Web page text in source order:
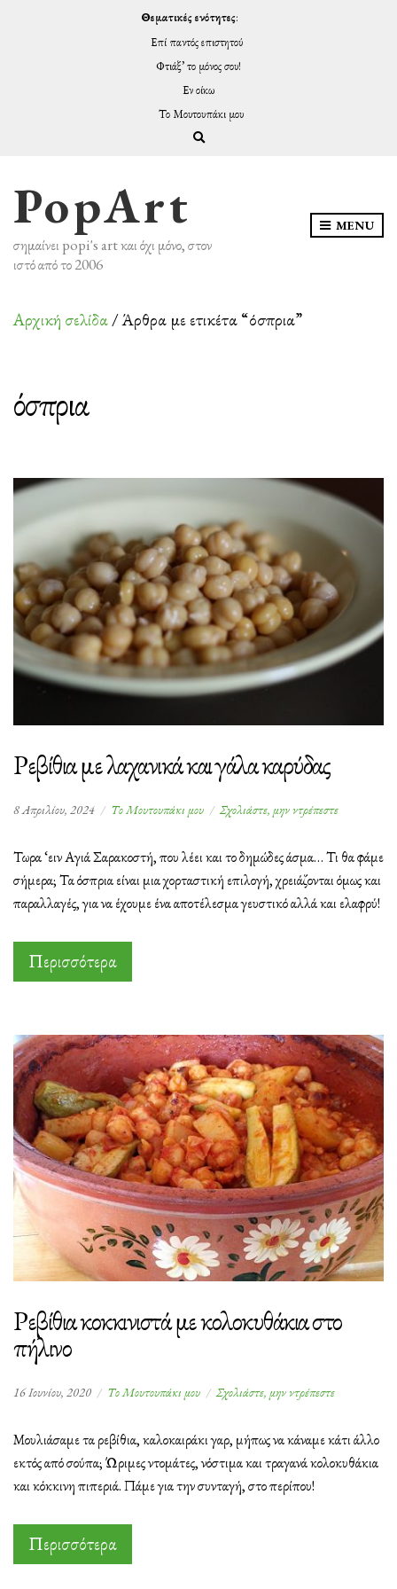
Θεματικές ενότητες:
Επί παντός επιστητού
Φτιάξ’ το μόνος σου!
Εν οίκω
Το Μουτουπάκι μου
Expand search form
PopArt
σημαίνει popi's art και όχι μόνο, στον
ιστό από το 2006
MENU
Αρχική σελίδα/ Άρθρα με ετικέτα “όσπρια”
όσπρια
Ρεβίθια με λαχανικά και γάλα καρύδας
8 Απριλίου, 2024 Το Μουτουπάκι μου Σχολιάστε, μην ντρέπεστεστο
λαχανικά
και
γάλα
Τωρα ‘ειν Αγιά Σαρακοστή, που λέει και το δημώδες άσμα… Τι θα φάμε
σήμερα; Τα όσπρια είναι μια χορταστική επιλογή, χρειάζονται όμως και
παραλλαγές, για να έχουμε ένα αποτέλεσμα γευστικό αλλά και ελαφρύ!
Περισσότερα
Ρεβίθια κοκκινιστά με κολοκυθάκια στο
πήλινο
16 Ιουνίου, 2020 Το Μουτουπάκι μου Σχολιάστε, μην ντρέπεστεστο
με
κολοκυθάκια
Μουλιάσαμε τα ρεβίθια, καλοκαιράκι γαρ, μήπως να κάναμε κάτι άλλο
εκτός από σούπα; Ώριμες ντομάτες, νόστιμα και τραγανά κολοκυθάκια
και κόκκινη πιπεριά. Πάμε για την συνταγή, στο περίπου!
Περισσότερα